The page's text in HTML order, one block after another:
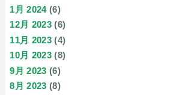
1月 2024(6)
12月 2023 (6)
11月 2023 (4)
10月 2023 (8)
9月 2023 (6)
8月 2023 (8)